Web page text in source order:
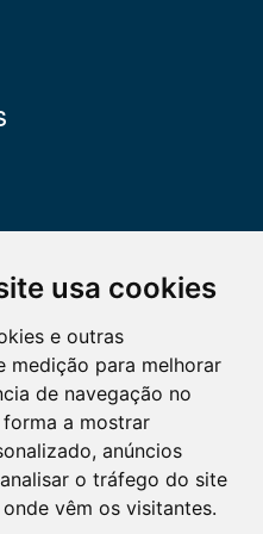
usa cookies
e outras
medição para melhorar
de navegação no
a mostrar
anúncios
o tráfego do site
vêm os visitantes.
presencial e a distância.
ensino a distância amplia o
a revolução da
é preciso.
E-mail:dpo@fipecafi.org